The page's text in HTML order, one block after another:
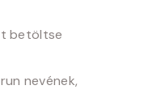
betöltse
nevének,